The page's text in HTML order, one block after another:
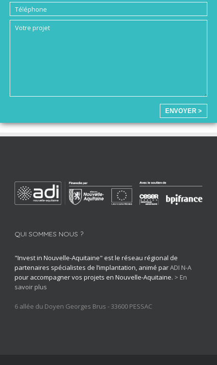
ENVOYER >
QUI SOMMES NOUS ?
"Invest in Nouvelle-Aquitaine" est le réseau régional de
partenaires spécialistes de l’implantation, animé parADI N-A
pour accompagner vos projets en Nouvelle-Aquitaine. > En
savoir plus
6 allée du Doyen Georges Brus - 33600 PESSAC